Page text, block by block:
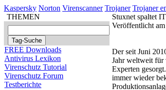
Kaspersky Norton Virenscanner Trojaner Trojaner
THEMEN
FREE Downloads
Antivirus Lexikon
Virenschutz Tutorial
Virenschutz Forum
Testberichte
Stuxnet spaltet
Veröffentlicht
Der seit Juni
Jahr weltweit für
Experten
immer wieder